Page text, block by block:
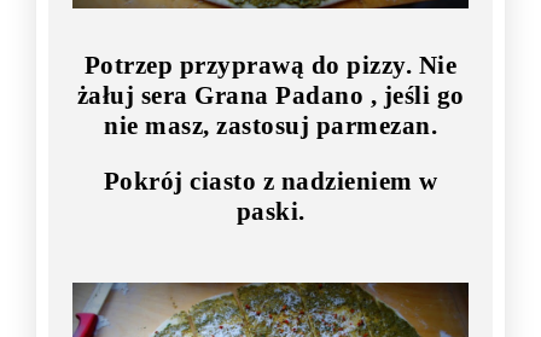
Potrzep przyprawą do pizzy. Nie
żałuj sera Grana Padano , jeśli go
nie masz, zastosuj parmezan.
Pokrój ciasto z nadzieniem w
paski.